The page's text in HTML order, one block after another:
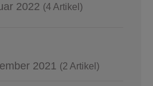
2022 (4 Artikel)
2021 (2 Artikel)